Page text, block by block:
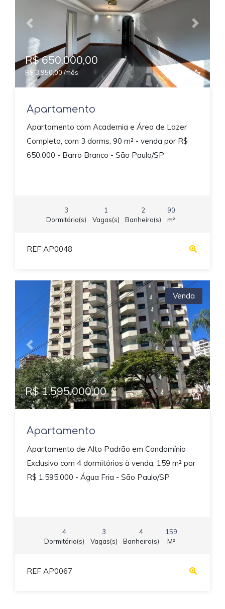
Previous Next
R$ 650.000,00
R$ 3.950,00 /mês
Apartamento
Apartamento com Academia e Área de Lazer
Completa, com 3 dorms, 90 m² - venda por R$
650.000 - Barro Branco - São Paulo/SP
3
Dormitório(s)
1
Vagas(s)
2
Banheiro(s)
90
m²
REF AP0048
Previous Next
Venda
R$ 1.595.000,00
Apartamento
Apartamento de Alto Padrão em Condomínio
Exclusivo com 4 dormitórios à venda, 159 m² por
R$ 1.595.000 - Água Fria - São Paulo/SP
4
Dormitório(s)
3
Vagas(s)
4
Banheiro(s)
159
M²
REF AP0067